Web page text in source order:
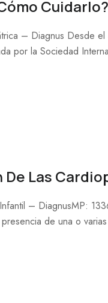
Cuidarlo?
– Diagnus Desde
por la Sociedad
Las
– DiagnusMP:
de una o